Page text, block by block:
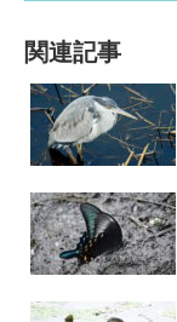
関連記事